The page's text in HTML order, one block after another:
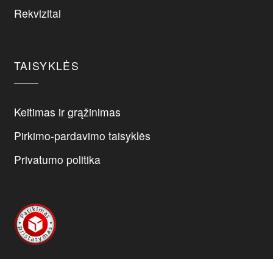
page
Rekvizitai
TAISYKLĖS
Keitimas ir grąžinimas
Pirkimo-pardavimo taisyklės
Privatumo politika